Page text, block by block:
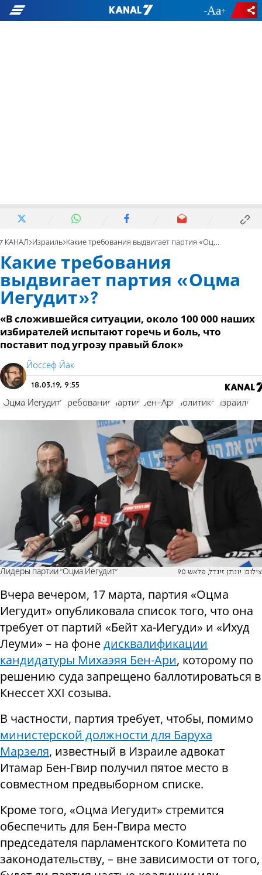
- +
7 КАНАЛ Израиль Какие требования выдвигает партия «Оцма Иегудит»?
Какие требования
выдвигает партия «Оцма
Иегудит»?
«В сложившейся ситуации, около 100 000 наших
избирателей испытают горечь и боль, что
поставит под угрозу правый блок»
Йоссеф Йак
18.03.19, 9:55
"Оцма Иегудит" требования партия Бен-Ари политика Израиль
Лидеры партии "Оцма Иегудит" צילום: יונתן זינדל, פלאש 90
Вчера вечером, 17 марта, партия «Оцма
Иегудит» опубликовала список того, что она
требует от партий «Бейт ха-Иегуди» и «Ихуд
Леуми» – на фонедисквалификации
кандидатуры Михаэяя Бен-Ари, которому по
решению суда запрещено баллотироваться в
Кнессет XXI созыва.
В частности, партия требует, чтобы, помимо
министерской должности для Баруха
Марзеля, известный в Израиле адвокат
Итамар Бен-Гвир получил пятое место в
совместном предвыборном списке.
Кроме того, «Оцма Иегудит» стремится
обеспечить для Бен-Гвира место
председателя парламентского Комитета по
законодательству, – вне зависимости от того,